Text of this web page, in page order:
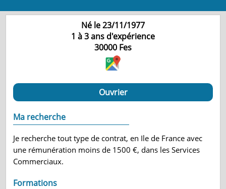
Né le 23/11/1977
1 à 3 ans d'expérience
30000 Fes
Ouvrier
Ma recherche
Je recherche tout type de contrat, en Ile de France avec
une rémunération moins de 1500 €, dans les Services
Commerciaux.
Formations